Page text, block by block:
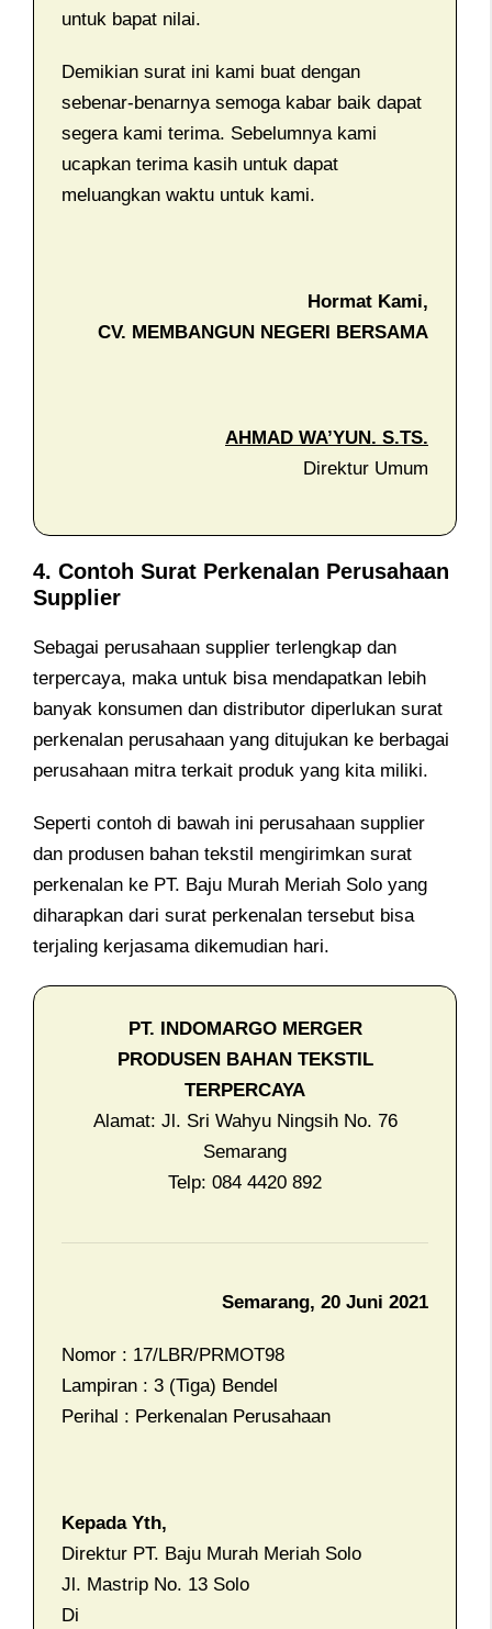
untuk bapat nilai.
Demikian surat ini kami buat dengan
sebenar-benarnya semoga kabar baik dapat
segera kami terima. Sebelumnya kami
ucapkan terima kasih untuk dapat
meluangkan waktu untuk kami.
Hormat Kami,
CV. MEMBANGUN NEGERI BERSAMA
AHMAD WA’YUN. S.TS.
Direktur Umum
4. Contoh Surat Perkenalan Perusahaan
Supplier
Sebagai perusahaan supplier terlengkap dan
terpercaya, maka untuk bisa mendapatkan lebih
banyak konsumen dan distributor diperlukan surat
perkenalan perusahaan yang ditujukan ke berbagai
perusahaan mitra terkait produk yang kita miliki.
Seperti contoh di bawah ini perusahaan supplier
dan produsen bahan tekstil mengirimkan surat
perkenalan ke PT. Baju Murah Meriah Solo yang
diharapkan dari surat perkenalan tersebut bisa
terjaling kerjasama dikemudian hari.
PT. INDOMARGO MERGER
PRODUSEN BAHAN TEKSTIL
TERPERCAYA
Alamat: Jl. Sri Wahyu Ningsih No. 76
Semarang
Telp: 084 4420 892
Semarang, 20 Juni 2021
Nomor : 17/LBR/PRMOT98
Lampiran : 3 (Tiga) Bendel
Perihal : Perkenalan Perusahaan
Kepada Yth,
Direktur PT. Baju Murah Meriah Solo
Jl. Mastrip No. 13 Solo
Di